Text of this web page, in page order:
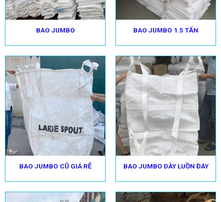
BAO JUMBO BAO JUMBO 1.5 TẤN
BAO JUMBO CŨ GIÁ RẺ BAO JUMBO DÂY LUỒN ĐÁY